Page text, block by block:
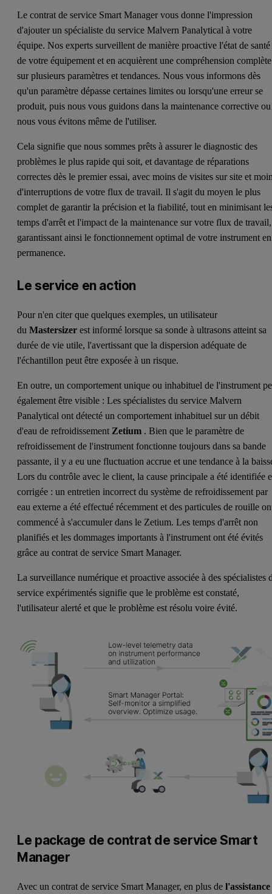
Le contrat de service Smart Manager vous donne l'impression
d'ajouter un spécialiste du service Malvern Panalytical à votre
équipe. Nos experts surveillent de manière proactive l'état de santé
de votre équipement et en acquièrent une compréhension complète
sur plusieurs paramètres et tendances. Nous vous informons dès
qu'un paramètre dépasse certaines limites ou lorsqu'une erreur se
produit, puis nous vous guidons dans la maintenance corrective ou
nous vous évitons même de l'utiliser.
Cela signifie que nous sommes prêts à assurer le diagnostic des
problèmes le plus rapide qui soit, et davantage de réparations
correctes dès le premier essai, avec moins de visites sur site et
d'interruptions de votre flux de travail. Il s'agit du moyen le plus
complet de garantir la précision et la fiabilité, tout en minimisant
temps d'arrêt et l'impact de la maintenance sur votre flux de travail,
garantissant ainsi le fonctionnement optimal de votre instrument en
permanence.
Le service en action
Pour n'en citer que quelques exemples, un utilisateur
duMastersizer est informé lorsque sa sonde à ultrasons atteint sa
durée de vie utile, l'avertissant que la dispersion adéquate de
l'échantillon peut être exposée à un risque.
En outre, un comportement unique ou inhabituel de l'instrument
également être visible : Les spécialistes du service Malvern
Panalytical ont détecté un comportement inhabituel sur un débit
d'eau de refroidissement Zetium . Bien que le paramètre de
refroidissement de l'instrument fonctionne toujours dans sa bande
passante, il y a eu une fluctuation accrue et une tendance à la
Lors du contrôle avec le client, la cause principale a été identifiée
corrigée : un entretien incorrect du système de refroidissement par
eau externe a été effectué récemment et des particules de rouille
commencé à s'accumuler dans le Zetium. Les temps d'arrêt non
planifiés et les dommages importants à l'instrument ont été évités
grâce au contrat de service Smart Manager.
La surveillance numérique et proactive associée à des spécialistes
service expérimentés signifie que le problème est constaté,
l'utilisateur alerté et que le problème est résolu voire évité.
Le package de contrat de service Smart
Manager
Avec un contrat de service Smart Manager, en plus del'assistance